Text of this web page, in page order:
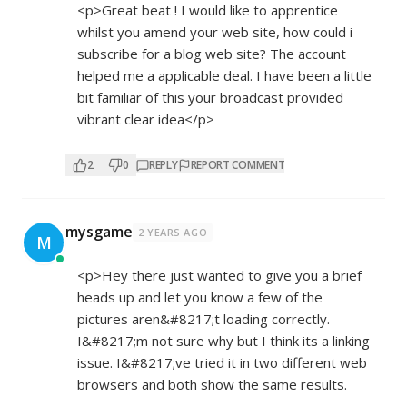
<p>Great beat ! I would like to apprentice
whilst you amend your web site, how could i
subscribe for a blog web site? The account
helped me a applicable deal. I have been a little
bit familiar of this your broadcast provided
vibrant clear idea</p>
2 0 REPLY REPORT COMMENT
M mysgame 2 YEARS AGO
<p>Hey there just wanted to give you a brief
heads up and let you know a few of the
pictures aren&#8217;t loading correctly.
I&#8217;m not sure why but I think its a linking
issue. I&#8217;ve tried it in two different web
browsers and both show the same results.